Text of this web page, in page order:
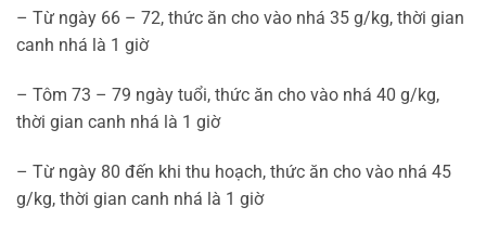
– Từ ngày 66 – 72, thức ăn cho vào nhá 35 g/kg, thời gian
canh nhá là 1 giờ
– Tôm 73 – 79 ngày tuổi, thức ăn cho vào nhá 40 g/kg,
thời gian canh nhá là 1 giờ
– Từ ngày 80 đến khi thu hoạch, thức ăn cho vào nhá 45
g/kg, thời gian canh nhá là 1 giờ